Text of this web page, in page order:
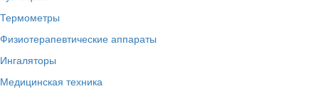
Термометры
Физиотерапевтические аппараты
Ингаляторы
Медицинская техника